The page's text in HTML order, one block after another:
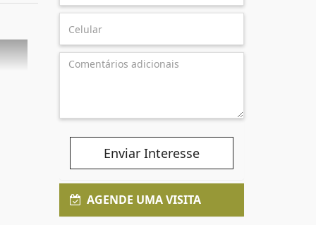
Enviar Interesse
AGENDE UMA VISITA